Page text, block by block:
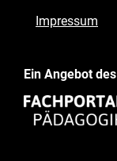
Impressum
Ein Angebot des